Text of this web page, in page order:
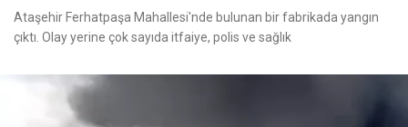
Ataşehir Ferhatpaşa Mahallesi'nde bulunan bir fabrikada yangın
çıktı. Olay yerine çok sayıda itfaiye, polis ve sağlık